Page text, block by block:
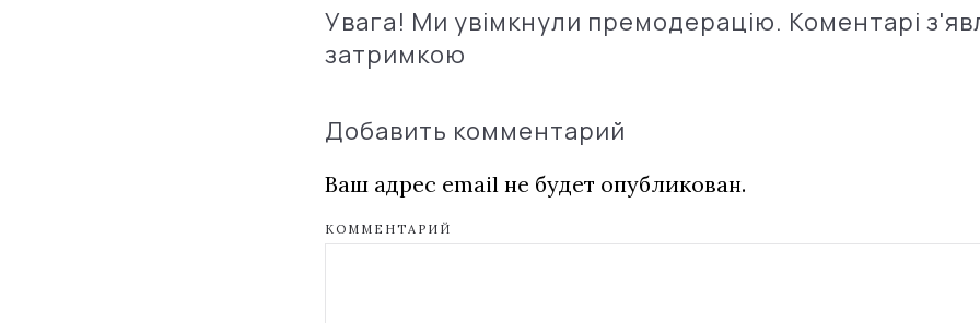
Увага! Ми увімкнули премодерацію. Коментарі
затримкою
Добавить комментарий
Ваш адрес email не будет опубликован.
КОММЕНТАРИЙ